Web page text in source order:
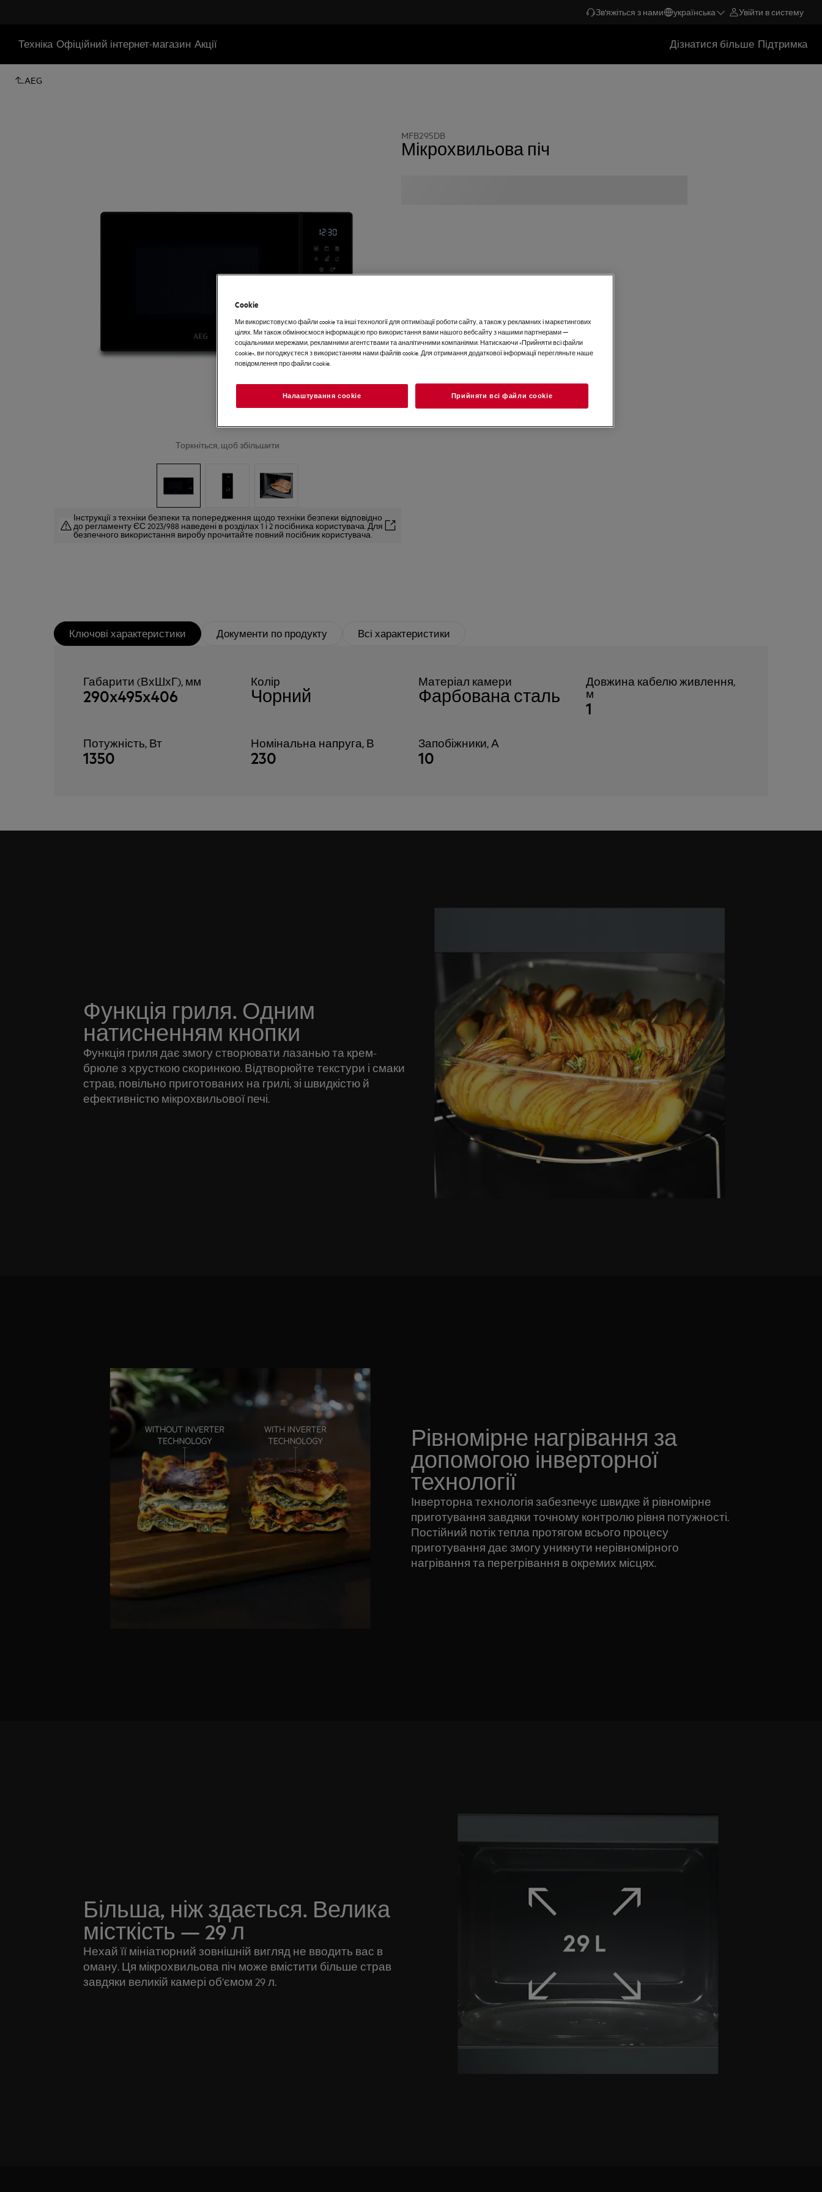
Зв'яжіться з нами українська Увійти в систему
Техніка Офіційний інтернет-магазин Акції Дізнатися більше Підтримка
AEG
Торкніться, щоб збільшити
Інструкції з техніки безпеки та попередження щодо техніки безпеки відповідно
до регламенту ЄС 2023/988 наведені в розділах 1 і 2 посібника користувача. Для
безпечного використання виробу прочитайте повний посібник користувача.
MFB295DB
Мікрохвильова піч
Ключові характеристики Документи по продукту Всі характеристики
Габарити (ВхШхГ), мм
290x495x406
Колір
Чорний
Матеріал камери
Фарбована сталь
Довжина кабелю живлення,
м
1
Потужність, Вт
1350
Номінальна напруга, В
230
Запобіжники, А
10
Функція гриля. Одним
натисненням кнопки
Функція гриля дає змогу створювати лазанью та крем-
брюле з хрусткою скоринкою. Відтворюйте текстури і смаки
страв, повільно приготованих на грилі, зі швидкістю й
ефективністю мікрохвильової печі.
Рівномірне нагрівання за
допомогою інверторної
технології
Інверторна технологія забезпечує швидке й рівномірне
приготування завдяки точному контролю рівня потужності.
Постійний потік тепла протягом всього процесу
приготування дає змогу уникнути нерівномірного
нагрівання та перегрівання в окремих місцях.
Більша, ніж здається. Велика
місткість — 29 л
Нехай її мініатюрний зовнішній вигляд не вводить вас в
оману. Ця мікрохвильова піч може вмістити більше страв
завдяки великій камері об’ємом 29 л.
Cookie
Ми використовуємо файли cookie та інші технології для оптимізації роботи сайту, а також у рекламних і маркетингових
цілях. Ми також обмінюємося інформацією про використання вами нашого вебсайту з нашими партнерами —
соціальними мережами, рекламними агентствами та аналітичними компаніями. Натискаючи «Прийняти всі файли
сookie», ви погоджуєтеся з використанням нами файлів cookie. Для отримання додаткової інформації перегляньте наше
повідомлення про файли сookie.
Налаштування cookie Прийняти всі файли сookie